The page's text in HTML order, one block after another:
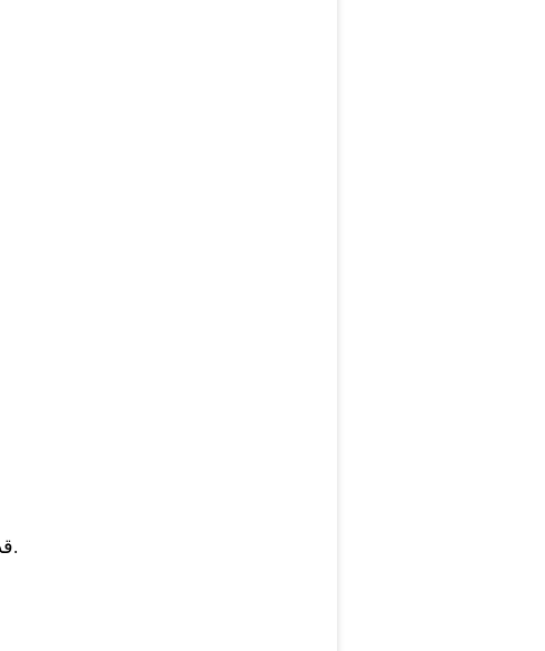
قد تُؤجل سامسونج التحديث مرة أخرى، وفقا لما ذكره فرع سامسونج في نيوزيلندا.